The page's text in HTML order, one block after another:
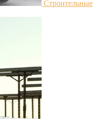
Строительные